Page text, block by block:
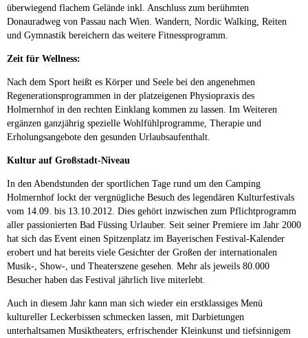
überwiegend flachem Gelände inkl. Anschluss zum berühmten
Donauradweg von Passau nach Wien. Wandern, Nordic Walking, Reiten
und Gymnastik bereichern das weitere Fitnessprogramm.
Zeit für Wellness:
Nach dem Sport heißt es Körper und Seele bei den angenehmen
Regenerationsprogrammen in der platzeigenen Physiopraxis des
Holmernhof in den rechten Einklang kommen zu lassen. Im Weiteren
ergänzen ganzjährig spezielle Wohlfühlprogramme, Therapie und
Erholungsangebote den gesunden Urlaubsaufenthalt.
Kultur auf Großstadt-Niveau
In den Abendstunden der sportlichen Tage rund um den Camping
Holmernhof lockt der vergnügliche Besuch des legendären Kulturfestivals
vom 14.09. bis 13.10.2012. Dies gehört inzwischen zum Pflichtprogramm
aller passionierten Bad Füssing Urlauber. Seit seiner Premiere im Jahr 2000
hat sich das Event einen Spitzenplatz im Bayerischen Festival-Kalender
erobert und hat bereits viele Gesichter der Großen der internationalen
Musik-, Show-, und Theaterszene gesehen. Mehr als jeweils 80.000
Besucher haben das Festival jährlich live miterlebt.
Auch in diesem Jahr kann man sich wieder ein erstklassiges Menü
kultureller Leckerbissen schmecken lassen, mit Darbietungen
unterhaltsamen Musiktheaters, erfrischender Kleinkunst und tiefsinnigem